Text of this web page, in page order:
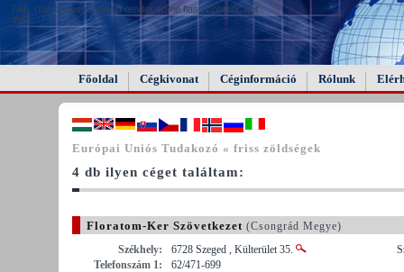
FAIL (the browser should render some flash content, not
this).
Főoldal Cégkivonat Céginformáció Rólunk
Európai Uniós Tudakozó « friss zöldségek
4 db ilyen céget találtam:
Floratom-Ker Szövetkezet (Csongrád Megye)
Székhely:
6728 Szeged , Külterület 35.
Telefonszám 1:
62/471-699